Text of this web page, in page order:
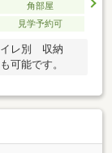
角部屋
見学予約可
レ別 収納
可能です。